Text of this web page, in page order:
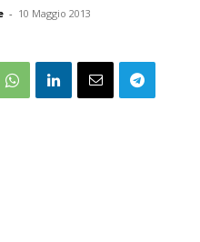
- 10 Maggio 2013